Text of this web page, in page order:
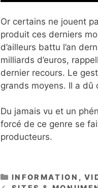
Or certains ne jouent
produit ces derniers
d’ailleurs battu l’an
milliards d’euros,
dernier recours. Le
grands moyens. Il a dû
Du jamais vu et un
forcé de ce genre se
producteurs.
CATÉGORIES
INFORMATION ,